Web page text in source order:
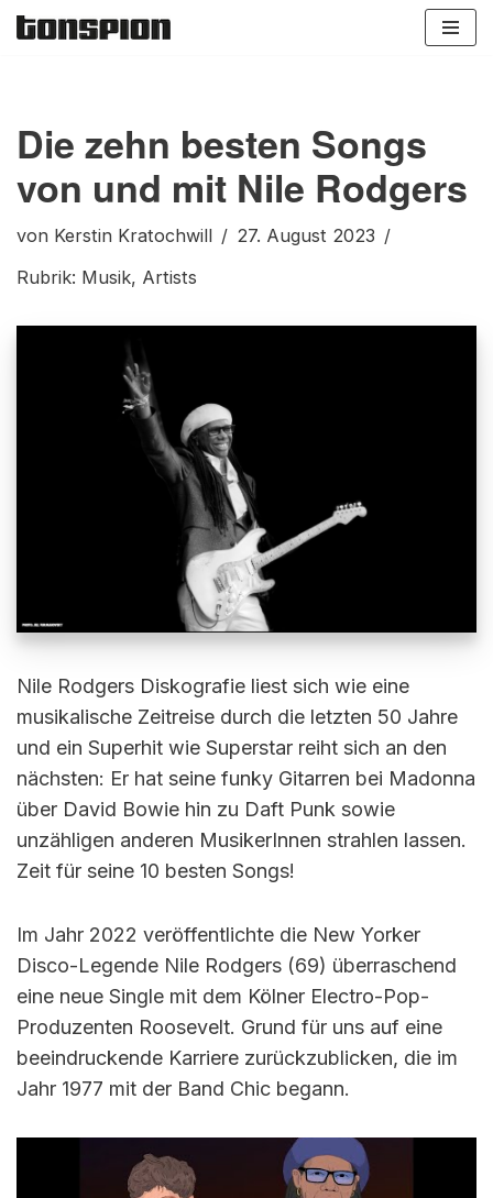
Die zehn besten Songs
von und mit Nile Rodgers
von Kerstin Kratochwill
27. August 2023
Rubrik: Musik, Artists
Nile Rodgers Diskografie liest sich wie eine
musikalische Zeitreise durch die letzten 50 Jahre
und ein Superhit wie Superstar reiht sich an den
nächsten: Er hat seine funky Gitarren bei Madonna
über David Bowie hin zu Daft Punk sowie
unzähligen anderen MusikerInnen strahlen lassen.
Zeit für seine 10 besten Songs!
Im Jahr 2022 veröffentlichte die New Yorker
Disco-Legende Nile Rodgers (69) überraschend
eine neue Single mit dem Kölner Electro-Pop-
Produzenten Roosevelt. Grund für uns auf eine
beeindruckende Karriere zurückzublicken, die im
Jahr 1977 mit der Band Chic begann.